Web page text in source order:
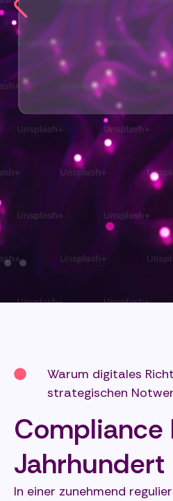
Warum digitales
strategischen
Compliance
Jahrhundert
In einer zunehmend